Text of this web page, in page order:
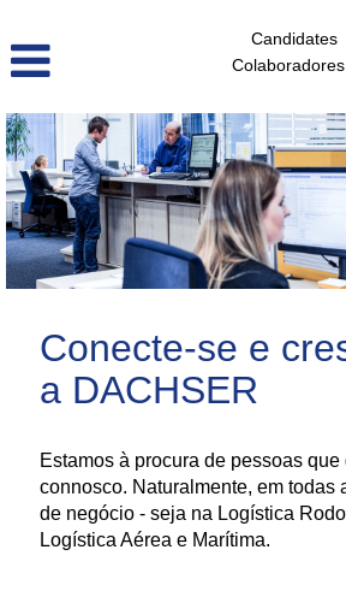
Candidates
Colaboradores
Conecte-se e
a DACHSER
Estamos à procura de pessoas
connosco. Naturalmente, em todas
de negócio - seja na Logística
Logística Aérea e Marítima.